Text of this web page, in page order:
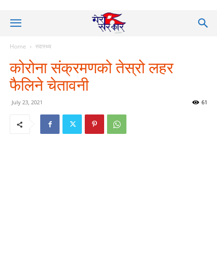
Home स्वास्थ्य
कोरोना संक्रमणको तेस्रो लहर
फैलिने चेतावनी
July 23, 2021 61